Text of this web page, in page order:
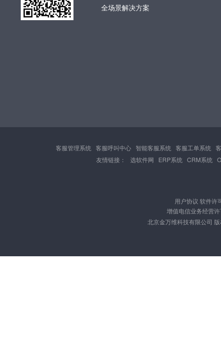
全场景解决方案
客服管理系统 客服呼叫中心 智能客服系统 客服工单系统
友情链接：
选软件网 ERP系统 CRM系统
用户协议 软件许
增值电信业务经营
北京金万维科技有限公司